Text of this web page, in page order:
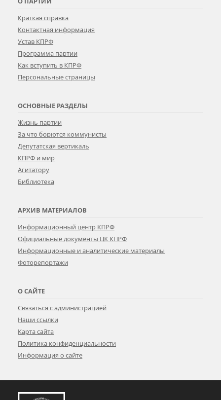
Краткая справка
Контактная информация
Устав КПРФ
Программа партии
Как вступить в КПРФ
Персональные страницы
ОСНОВНЫЕ РАЗДЕЛЫ
Жизнь партии
За что борются коммунисты
Депутатская вертикаль
КПРФ и мир
Агитатору
Библиотека
АРХИВ МАТЕРИАЛОВ
Информационный центр КПРФ
Официальные документы ЦК КПРФ
Информационные и аналитические материалы
Фоторепортажи
О САЙТЕ
Связаться с администрацией
Наши ссылки
Карта сайта
Политика конфиденциальности
Информация о сайте